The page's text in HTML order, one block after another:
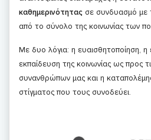
καθημερινότητας σε συνδυασμό με
από το σύνολο της κοινωνίας των
Με δυο λόγια: η ευαισθητοποίηση, η
εκπαίδευση της κοινωνίας ως προς
συνανθρώπων μας και η
στίγματος που τους συνοδεύει.